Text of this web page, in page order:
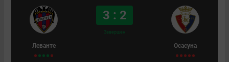
Леванте
3 : 2
Завершен
Осасуна